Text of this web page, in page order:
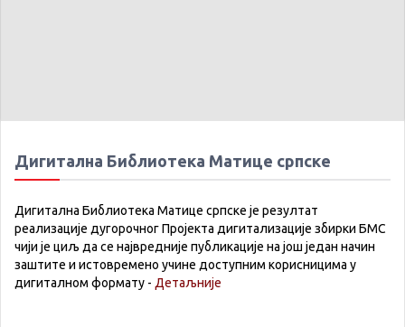
Дигитална Библиотека Матице српске
Дигитална Библиотека Матице српске је резултат
реализације дугорочног Пројекта дигитализације збирки БМС
чији је циљ да се највредније публикације на још један начин
заштите и истовремено учине доступним корисницима у
дигиталном формату - Детаљније